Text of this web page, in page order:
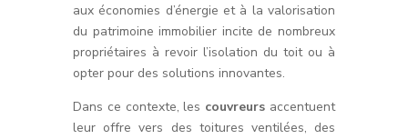
aux économies d’énergie et à la valorisation
du patrimoine immobilier incite de nombreux
propriétaires à revoir l’isolation du toit ou à
opter pour des solutions innovantes.
Dans ce contexte, les couvreurs accentuent
leur offre vers des toitures ventilées, des